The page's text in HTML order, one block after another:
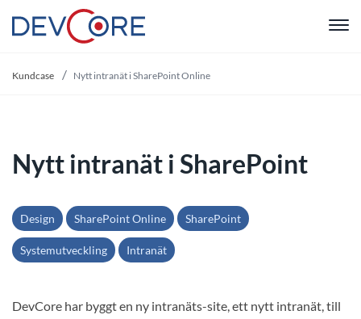
"Kundcase Nytt intranät i SharePoint Online
Nytt intranät i SharePoint
Design SharePoint Online SharePoint
Systemutveckling Intranät
DevCore har byggt en ny intranäts-site, ett nytt intranät, till